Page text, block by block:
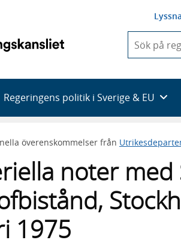
Lyssna
du
skriva
framträder
en
med
Regeringens politik i Sverige & EU
överenskommelser från
noter med
1975